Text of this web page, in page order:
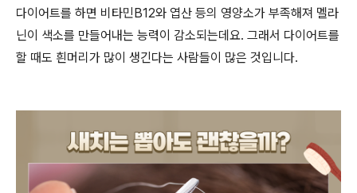
다이어트를 하면 비타민B12와 엽산 등의 영양소가 부족해져 멜라
닌이 색소를 만들어내는 능력이 감소되는데요. 그래서 다이어트를
할 때도 흰머리가 많이 생긴다는 사람들이 많은 것입니다.